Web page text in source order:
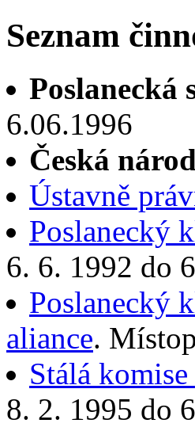
Seznam
Poslanecká
6.06.1996
Česká
Ústavně
Poslanecký
6. 6. 1992 do
Poslanecký
aliance.
Stálá
8. 2. 1995 do